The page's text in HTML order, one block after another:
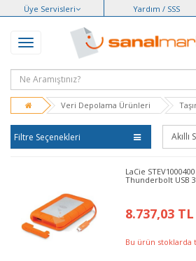
Üye Servisleri Yardım / SSS
Veri Depolama Ürünleri
Filtre Seçenekleri
LaCie
Thunderbolt USB
8.737,03 TL
Bu ürün stoklarda